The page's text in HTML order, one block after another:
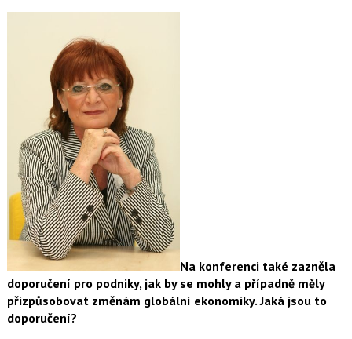
Na konferenci také zazněla
doporučení pro podniky, jak by se mohly a případně měly
přizpůsobovat změnám globální ekonomiky. Jaká jsou to
doporučení?